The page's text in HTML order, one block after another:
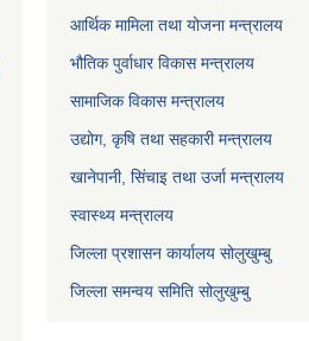
आर्थिक मामिला तथा योजना मन्त्रालय
भौतिक पुर्वाधार विकास मन्त्रालय
सामाजिक विकास मन्त्रालय
उद्योग, कृषि तथा सहकारी मन्त्रालय
खानेपानी, सिंचाइ तथा उर्जा मन्त्रालय
स्वास्थ्य मन्त्रालय
जिल्ला प्रशासन कार्यालय सोलुखुम्बु
जिल्ला समन्वय समिति सोलुखुम्बु